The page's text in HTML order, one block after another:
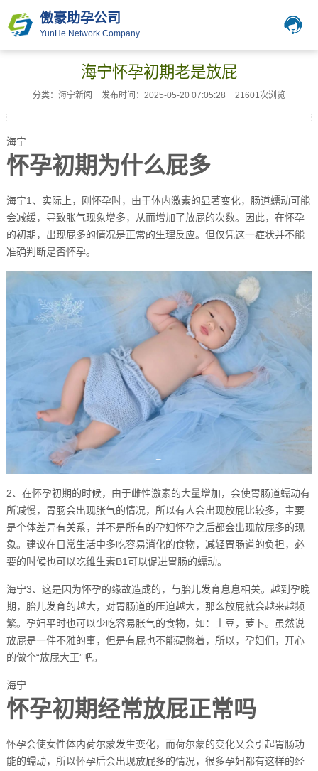
傲豪助孕公司
YunHe Network Company
海宁怀孕初期老是放屁
分类：海宁新闻 发布时间：2025-05-20 07:05:28 21601次浏览
海宁
怀孕初期为什么屁多
海宁1、实际上，刚怀孕时，由于体内激素的显著变化，肠道蠕动可能
会减缓，导致胀气现象增多，从而增加了放屁的次数。因此，在怀孕
的初期，出现屁多的情况是正常的生理反应。但仅凭这一症状并不能
准确判断是否怀孕。
2、在怀孕初期的时候，由于雌性激素的大量增加，会使胃肠道蠕动有
所减慢，胃肠会出现胀气的情况，所以有人会出现放屁比较多，主要
是个体差异有关系，并不是所有的孕妇怀孕之后都会出现放屁多的现
象。建议在日常生活中多吃容易消化的食物，减轻胃肠道的负担，必
要的时候也可以吃维生素B1可以促进胃肠的蠕动。
海宁3、这是因为怀孕的缘故造成的，与胎儿发育息息相关。越到孕晚
期，胎儿发育的越大，对胃肠道的压迫越大，那么放屁就会越来越频
繁。孕妇平时也可以少吃容易胀气的食物，如：土豆，萝卜。虽然说
放屁是一件不雅的事，但是有屁也不能硬憋着，所以，孕妇们，开心
的做个“放屁大王”吧。
海宁
怀孕初期经常放屁正常吗
怀孕会使女性体内荷尔蒙发生变化，而荷尔蒙的变化又会引起胃肠功
能的蠕动，所以怀孕后会出现放屁多的情况，很多孕妇都有这样的经